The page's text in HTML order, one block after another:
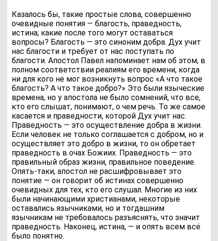
Казалось бы, такие простые слова, совершенно
очевидные понятия — благость, праведность,
истина; какие после того могут оставаться
вопросы? Благость — это синоним добра. Дух учит
нас благости и требует от нас поступать по
благости. Апостол Павел напоминает нам об этом, в
полном соответствии реалиям его времени, когда
ни для кого не мог возникнуть вопрос «А что такое
благость? А что такое добро?» Это были языческие
времена, но у апостола не было сомнений, что все,
кто его слышат, понимают, о чем речь. То же самое
касается и праведности, которой Дух учит нас.
Праведность — это осуществление добра в жизни.
Если человек не только соглашается с добром, но и
осуществляет это добро в жизни, то он обретает
праведность в очах Божиих. Праведность — это
правильный образ жизни, правильное поведение.
Опять-таки, апостол не расшифровывает это
понятие — он говорит об истинах совершенно
очевидных для тех, кто его слушал. Многие из них
были начинающими христианами, некоторые
оставались язычниками, но и тогдашним
язычникам не требовалось разъяснять, что значит
праведность. Наконец, истина, — и опять всем всё
было понятно.